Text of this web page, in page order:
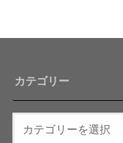
カテゴリー